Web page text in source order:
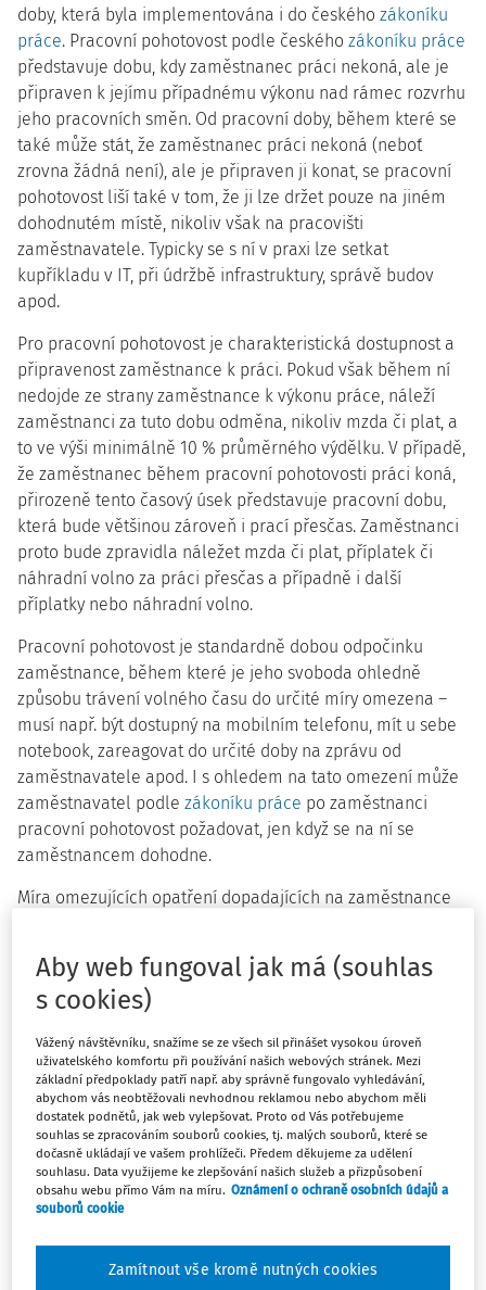
doby, která byla implementována i do českého zákoníku
práce. Pracovní pohotovost podle českého zákoníku práce
představuje dobu, kdy zaměstnanec práci nekoná, ale je
připraven k jejímu případnému výkonu nad rámec rozvrhu
jeho pracovních směn. Od pracovní doby, během které se
také může stát, že zaměstnanec práci nekoná (neboť
zrovna žádná není), ale je připraven ji konat, se pracovní
pohotovost liší také v tom, že ji lze držet pouze na jiném
dohodnutém místě, nikoliv však na pracovišti
zaměstnavatele. Typicky se s ní v praxi lze setkat
kupříkladu v IT, při údržbě infrastruktury, správě budov
apod.
Pro pracovní pohotovost je charakteristická dostupnost a
připravenost zaměstnance k práci. Pokud však během ní
nedojde ze strany zaměstnance k výkonu práce, náleží
zaměstnanci za tuto dobu odměna, nikoliv mzda či plat, a
to ve výši minimálně 10 % průměrného výdělku. V případě,
že zaměstnanec během pracovní pohotovosti práci koná,
přirozeně tento časový úsek představuje pracovní dobu,
která bude většinou zároveň i prací přesčas. Zaměstnanci
proto bude zpravidla náležet mzda či plat, příplatek či
náhradní volno za práci přesčas a případně i další
příplatky nebo náhradní volno.
Pracovní pohotovost je standardně dobou odpočinku
zaměstnance, během které je jeho svoboda ohledně
způsobu trávení volného času do určité míry omezena –
musí např. být dostupný na mobilním telefonu, mít u sebe
notebook, zareagovat do určité doby na zprávu od
zaměstnavatele apod. I s ohledem na tato omezení může
zaměstnavatel podle zákoníku práce po zaměstnanci
pracovní pohotovost požadovat, jen když se na ní se
zaměstnancem dohodne.
Míra omezujících opatření dopadajících na zaměstnance
pracovní doby zatím není českými soudy dostatečně
podrobně řešena. Jednou z několika výjimek představuje
řízení ve věci pana Vorela, během kterého Okresní soud v
tomto případě se jednalo o lékaře, který držel pracovní
pohotovost na pracovišti zaměstnavatele – v nemocnici,
přičemž SDEU došel k závěru, že podle unijní směrnice
pracovní pohotovost vykonávaná v režimu fyzické
přítomnosti na pracovišti je pracovní dobou. 1)
Pro zaměstnavatele představuje proto stěžejní inspiraci v
se mírou těchto omezení zabývá. Hraniční případy vč.
jednotlivých kritérií relevantních pro posouzení pracovní
Aby web fungoval jak má (souhlas
s cookies)
Vážený návštěvníku, snažíme se ze všech sil přinášet vysokou úroveň
uživatelského komfortu při používání našich webových stránek. Mezi
základní předpoklady patří např. aby správně fungovalo vyhledávání,
abychom vás neobtěžovali nevhodnou reklamou nebo abychom měli
dostatek podnětů, jak web vylepšovat. Proto od Vás potřebujeme
souhlas se zpracováním souborů cookies, tj. malých souborů, které se
dočasně ukládají ve vašem prohlížeči. Předem děkujeme za udělení
souhlasu. Data využijeme ke zlepšování našich služeb a přizpůsobení
obsahu webu přímo Vám na míru. Oznámení o ochraně osobních údajů a
souborů cookie
Zamítnout vše kromě nutných cookies